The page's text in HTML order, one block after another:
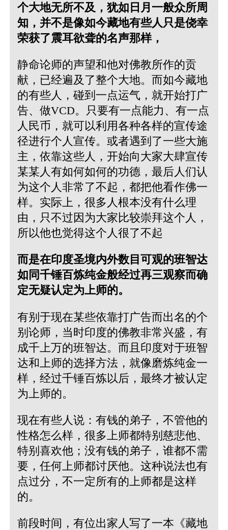
个大地无所不及，犹如日月一般众所周
知，并不是像如今藏地有些人只是侥幸
荣获了震耳欲聋的名声那样，
静命论师的声望和他对佛教所作的贡
献，已经遍及了整个大地。而如今藏地
的有些人，碰到一点运气，就开始打广
告、做VCD。只要有一点能力、有一点
人民币，就可以利用各种各样的宣传途
径进行个人宣传。或者遇到了一些大施
主，依靠这些人，开始向大家大肆宣传
某某人有如何如何的功德，最后人们认
为这个人非常了不起，都把他看作佛一
样。实际上，很多人根本没有什么理
由，只不过因为大家比较崇拜这个人，
所以他也觉得这个人很了不起
而是在印度圣境内外数目可观的班智达
如同千锤百炼纯金般经过再三观察而确
定无疑认定为上师的。
有别于现在某些依靠打广告而出名的个
别论师，当时印度的佛教非常兴盛，有
成千上万的班智达。而且印度对于班智
达和上师的选择方法，就像磨炼纯金一
样，经过千锤百炼以后，最终才被认定
为上师的。
现在有些人说：有钱的弟子，不管他的
性格怎么样，很多上师都特别慈悲他、
特别喜欢他；没有钱的弟子，谁都不需
要，任何上师都讨厌他。这种说法也有
点过分，不一定所有的上师都是这样
的。
前段时间，有位出家人写了一本《藏地